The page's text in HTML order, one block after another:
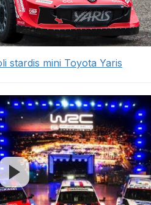
stardis mini Toyota Yaris